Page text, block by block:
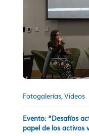
Fotogalerías Videos
Evento: “Desafíos
papel de los activos